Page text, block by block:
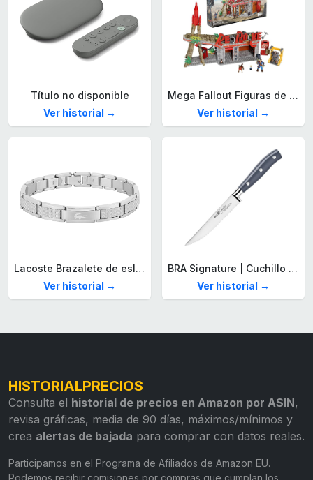
Título no disponible
Ver historial →
Mega Fallout Figuras de acción y Juguetes de construcción, Parada de Camiones Red Rocket con 824 Piezas, 2 Personajes articulados y Accesorios, para coleccionistas, HXT00
Ver historial →
Lacoste Brazalete de eslabón para Hombre Colección STENCIL de Acero inoxidable
Ver historial →
BRA Signature | Cuchillo tomatero 120 mm, Acero Inoxidable alemán forjado con Molibdeno Vanadio, Mango Remachado ABS, Diseño Ergonómico, Hoja 1,6 mm espesor
Ver historial →
HISTORIALPRECIOS
Consulta el historial de precios en Amazon por ASIN,
revisa gráficas, media de 90 días, máximos/mínimos y
crea alertas de bajada para comprar con datos reales.
Participamos en el Programa de Afiliados de Amazon EU.